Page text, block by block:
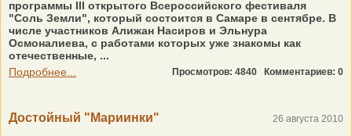
программы III открытого Всероссийского фестиваля
"Соль Земли", который состоится в Самаре в сентябре. В
числе участников Алижан Насиров и Эльнура
Осмоналиева, с работами которых уже знакомы как
отечественные, ...
Подробнее...
Просмотров: 4840 Комментариев: 0
Достойный "Мариинки" 26 августа 2010